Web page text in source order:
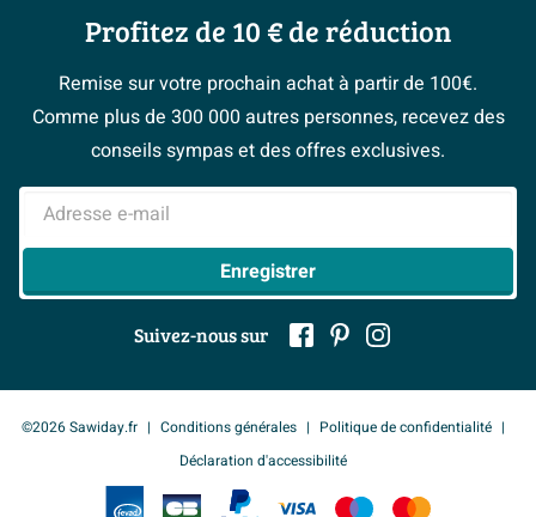
Garantie & réclamations
Politique d’avis
> Service client
> Espace Conseil
Moodboards
Magazine
#Mysawiday
> Inspiration salle de bains
Postes vacants
Sawiday PRO
Fevad
Ils parlent de nous
Mentions légales
Profitez de 10 € de réduction
Remise sur votre prochain achat à partir de 100€.
Comme plus de 300 000 autres personnes, recevez des
conseils sympas et des offres exclusives.
Adresse e-mail
Enregistrer
Suivez-nous sur
©2026 Sawiday.fr Conditions générales
Politique de confidentialité
Déclaration d'accessibilité